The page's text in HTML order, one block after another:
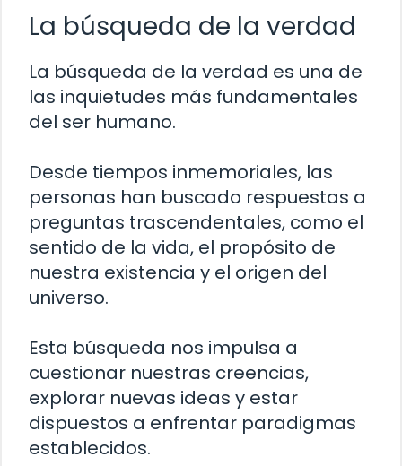
La búsqueda de la verdad
La búsqueda de la verdad es una de
las inquietudes más fundamentales
del ser humano.
Desde tiempos inmemoriales, las
personas han buscado respuestas a
preguntas trascendentales, como el
sentido de la vida, el propósito de
nuestra existencia y el origen del
universo.
Esta búsqueda nos impulsa a
cuestionar nuestras creencias,
explorar nuevas ideas y estar
dispuestos a enfrentar paradigmas
establecidos.